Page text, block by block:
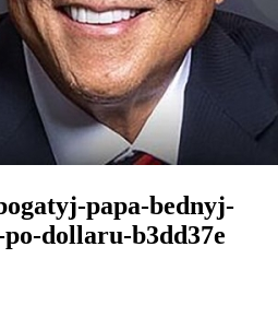
papa-bednyj-
dollaru-b3dd37e